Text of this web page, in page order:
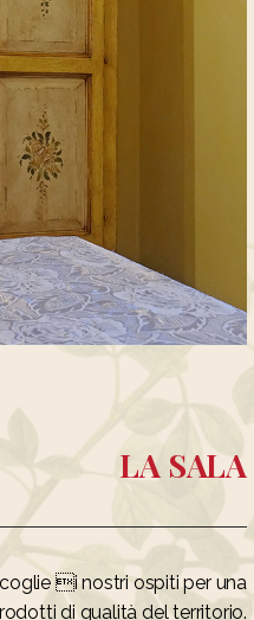
LA SALA
i nostri ospiti per una
di qualità del territorio.